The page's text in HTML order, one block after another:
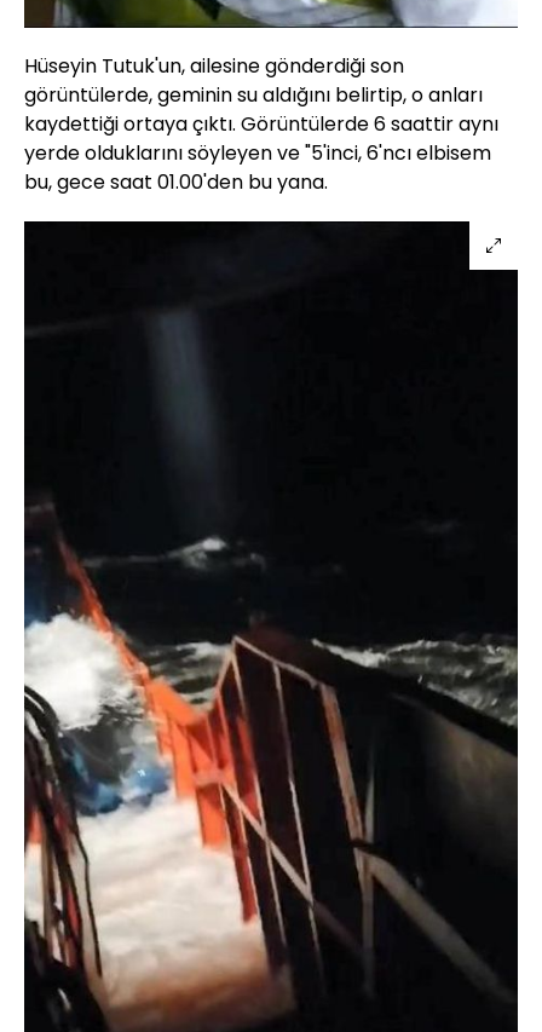
Hüseyin Tutuk'un, ailesine gönderdiği son
görüntülerde, geminin su aldığını belirtip, o anları
kaydettiği ortaya çıktı. Görüntülerde 6 saattir aynı
yerde olduklarını söyleyen ve "5'inci, 6'ncı elbisem
bu, gece saat 01.00'den bu yana.